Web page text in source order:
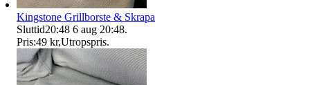
Kingstone Grillborste & Skrapa
Sluttid20:48 6 aug 20:48.
Pris:49 kr,Utropspris.